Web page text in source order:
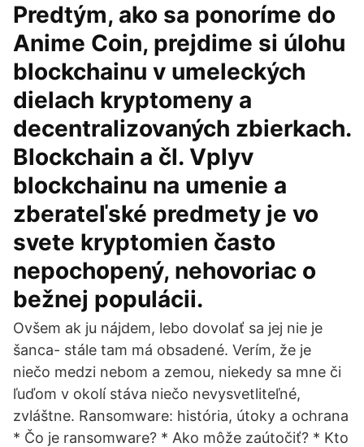
Predtým, ako sa ponoríme do
Anime Coin, prejdime si úlohu
blockchainu v umeleckých
dielach kryptomeny a
decentralizovaných zbierkach.
Blockchain a čl. Vplyv
blockchainu na umenie a
zberateľské predmety je vo
svete kryptomien často
nepochopený, nehovoriac o
bežnej populácii.
Ovšem ak ju nájdem, lebo dovolať sa jej nie je
šanca- stále tam má obsadené. Verím, že je
niečo medzi nebom a zemou, niekedy sa mne či
ľuďom v okolí stáva niečo nevysvetliteľné,
zvláštne. Ransomware: história, útoky a ochrana
* Čo je ransomware? * Ako môže zaútočiť? * Kto